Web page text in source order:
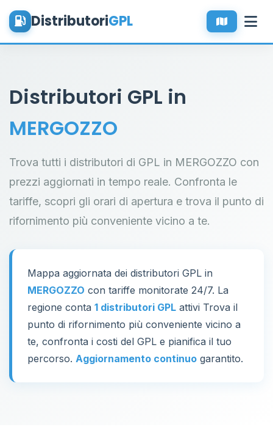
DistributoriGPL
Distributori GPL in
MERGOZZO
Trova tutti i distributori di GPL in MERGOZZO con
prezzi aggiornati in tempo reale. Confronta le
tariffe, scopri gli orari di apertura e trova il punto di
rifornimento più conveniente vicino a te.
Mappa aggiornata dei distributori GPL in
MERGOZZO con tariffe monitorate 24/7. La
regione conta 1 distributori GPL attivi Trova il
punto di rifornimento più conveniente vicino a
te, confronta i costi del GPL e pianifica il tuo
percorso. Aggiornamento continuo garantito.